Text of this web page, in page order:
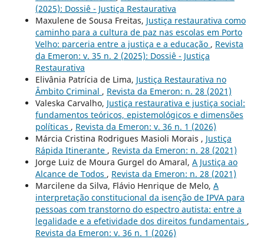
(2025): Dossiê - Justiça Restaurativa
Maxulene de Sousa Freitas, Justiça restaurativa como
caminho para a cultura de paz nas escolas em Porto
Velho: parceria entre a justiça e a educação , Revista
da Emeron: v. 35 n. 2 (2025): Dossiê - Justiça
Restaurativa
Elivânia Patrícia de Lima, Justiça Restaurativa no
Âmbito Criminal , Revista da Emeron: n. 28 (2021)
Valeska Carvalho, Justiça restaurativa e justiça social:
fundamentos teóricos, epistemológicos e dimensões
políticas , Revista da Emeron: v. 36 n. 1 (2026)
Márcia Cristina Rodrigues Masioli Morais , Justiça
Rápida Itinerante , Revista da Emeron: n. 28 (2021)
Jorge Luiz de Moura Gurgel do Amaral, A Justiça ao
Alcance de Todos , Revista da Emeron: n. 28 (2021)
Marcilene da Silva, Flávio Henrique de Melo, A
interpretação constitucional da isenção de IPVA para
pessoas com transtorno do espectro autista: entre a
legalidade e a efetividade dos direitos fundamentais ,
Revista da Emeron: v. 36 n. 1 (2026)